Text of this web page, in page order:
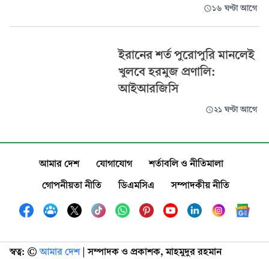
১৬ ঘণ্টা আগে
ইরানের শর্ত পুরোপুরি মানলেই
খুলবে হরমুজ প্রণালি:
আইআরজিসি
২১ ঘণ্টা আগে
আমার দেশ যোগাযোগ
শর্তাবলি ও নীতিমালা
গোপনীয়তা নীতি
ডিএমসিএ সম্পাদকীয় নীতি
স্বত্ব: ©️ আমার দেশ| সম্পাদক ও প্রকাশক, মাহমুদুর রহমান